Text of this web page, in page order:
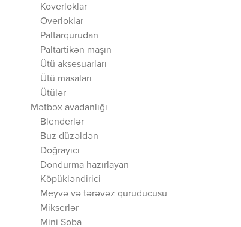
Koverloklar
Overloklar
Paltarqurudan
Paltartikən maşın
Ütü aksesuarları
Ütü masaları
Ütülər
Mətbəx avadanlığı
Blenderlər
Buz düzəldən
Doğrayıcı
Dondurma hazırlayan
Köpükləndirici
Meyvə və tərəvəz quruducusu
Mikserlər
Mini Soba